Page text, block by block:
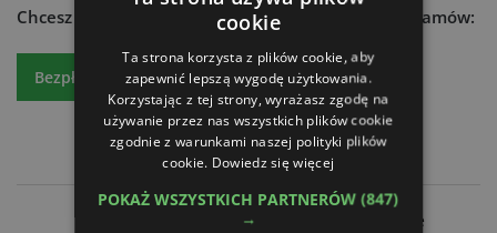
Chcesz dowiedzieć się więcej?Czytaj atr express - zamów:
Bezpłatny egzemplarz Prenumeratę
Euromilk - rozwój automatyzacji w rolnictwie
cookie
Ta strona korzysta z plików cookie, aby
zapewnić lepszą wygodę użytkowania.
Korzystając z tej strony, wyrażasz zgodę na
używanie przez nas wszystkich plików cookie
zgodnie z warunkami naszej polityki plików
cookie. Dowiedz się więcej
POKAŻ WSZYSTKICH PARTNERÓW(847)
→